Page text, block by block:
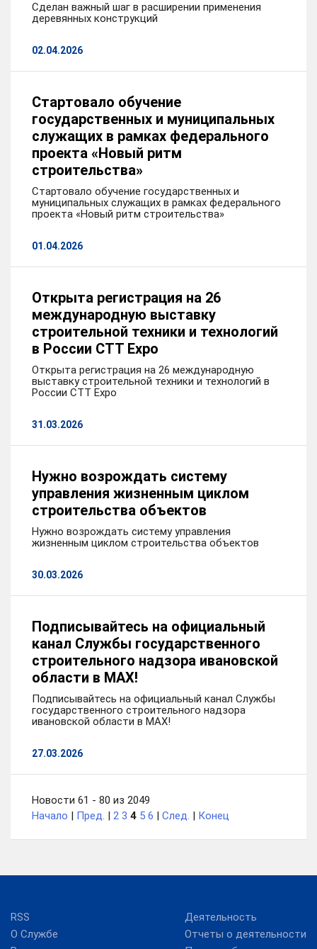
Сделан важный шаг в расширении применения
деревянных конструкций
02.04.2026
Стартовало обучение
государственных и муниципальных
служащих в рамках федерального
проекта «Новый ритм
строительства»
Стартовало обучение государственных и
муниципальных служащих в рамках федерального
проекта «Новый ритм строительства»
01.04.2026
Открыта регистрация на 26
международную выставку
строительной техники и технологий
в России СТТ Expo
Открыта регистрация на 26 международную
выставку строительной техники и технологий в
России СТТ Expo
31.03.2026
Нужно возрождать систему
управления жизненным циклом
строительства объектов
Нужно возрождать систему управления
жизненным циклом строительства объектов
30.03.2026
Подписывайтесь на официальный
канал Службы государственного
строительного надзора ивановской
области в MAX!
Подписывайтесь на официальный канал Службы
государственного строительного надзора
ивановской области в MAX!
27.03.2026
Новости 61 - 80 из 2049
Начало | Пред. | 2 3 4 5 6 | След. | Конец
RSS
О Службе
Деятельность
Отчеты о деятельности